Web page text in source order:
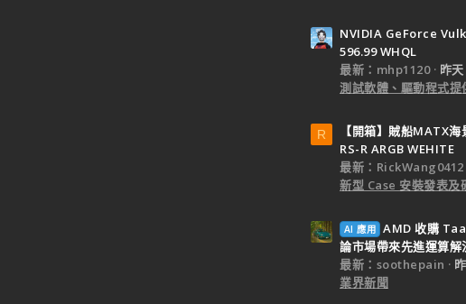
NVIDIA GeForce
596.99 WHQL
最新：mhp1120
昨
測試軟體、驅動程式提
R
【開箱】賊船MATX
RS-R ARGB WEHITE
最新：RickWang0412
新型 Case 安裝發表及
AI 應用 AMD 收購
論市場帶來先進運算解
最新：soothepain
業界新聞